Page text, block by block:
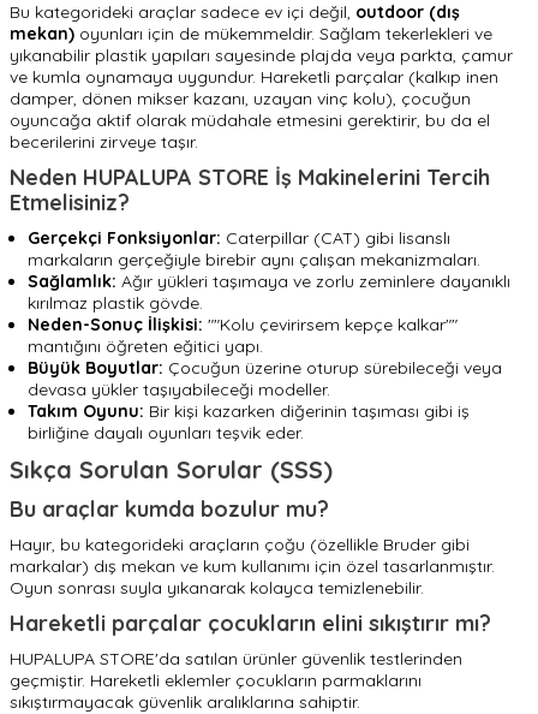
Bu kategorideki araçlar sadece ev içi değil, outdoor (dış
mekan) oyunları için de mükemmeldir. Sağlam tekerlekleri ve
yıkanabilir plastik yapıları sayesinde plajda veya parkta, çamur
ve kumla oynamaya uygundur. Hareketli parçalar (kalkıp inen
damper, dönen mikser kazanı, uzayan vinç kolu), çocuğun
oyuncağa aktif olarak müdahale etmesini gerektirir, bu da el
becerilerini zirveye taşır.
Neden HUPALUPA STORE İş Makinelerini Tercih
Etmelisiniz?
Gerçekçi Fonksiyonlar: Caterpillar (CAT) gibi lisanslı
markaların gerçeğiyle birebir aynı çalışan mekanizmaları.
Sağlamlık: Ağır yükleri taşımaya ve zorlu zeminlere dayanıklı
kırılmaz plastik gövde.
Neden-Sonuç İlişkisi: ""Kolu çevirirsem kepçe kalkar""
mantığını öğreten eğitici yapı.
Büyük Boyutlar: Çocuğun üzerine oturup sürebileceği veya
devasa yükler taşıyabileceği modeller.
Takım Oyunu: Bir kişi kazarken diğerinin taşıması gibi iş
birliğine dayalı oyunları teşvik eder.
Sıkça Sorulan Sorular (SSS)
Bu araçlar kumda bozulur mu?
Hayır, bu kategorideki araçların çoğu (özellikle Bruder gibi
markalar) dış mekan ve kum kullanımı için özel tasarlanmıştır.
Oyun sonrası suyla yıkanarak kolayca temizlenebilir.
Hareketli parçalar çocukların elini sıkıştırır mı?
HUPALUPA STORE'da satılan ürünler güvenlik testlerinden
geçmiştir. Hareketli eklemler çocukların parmaklarını
sıkıştırmayacak güvenlik aralıklarına sahiptir.